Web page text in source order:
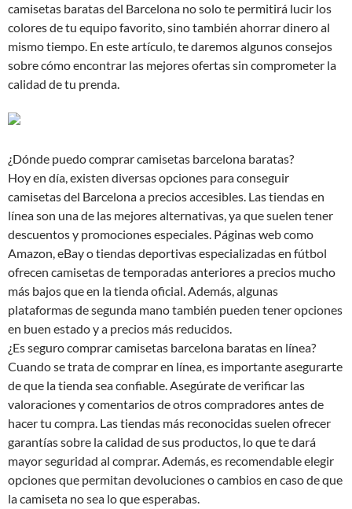
camisetas baratas del Barcelona no solo te permitirá lucir los
colores de tu equipo favorito, sino también ahorrar dinero al
mismo tiempo. En este artículo, te daremos algunos consejos
sobre cómo encontrar las mejores ofertas sin comprometer la
calidad de tu prenda.
¿Dónde puedo comprar camisetas barcelona baratas?
Hoy en día, existen diversas opciones para conseguir
camisetas del Barcelona a precios accesibles. Las tiendas en
línea son una de las mejores alternativas, ya que suelen tener
descuentos y promociones especiales. Páginas web como
Amazon, eBay o tiendas deportivas especializadas en fútbol
ofrecen camisetas de temporadas anteriores a precios mucho
más bajos que en la tienda oficial. Además, algunas
plataformas de segunda mano también pueden tener opciones
en buen estado y a precios más reducidos.
¿Es seguro comprar camisetas barcelona baratas en línea?
Cuando se trata de comprar en línea, es importante asegurarte
de que la tienda sea confiable. Asegúrate de verificar las
valoraciones y comentarios de otros compradores antes de
hacer tu compra. Las tiendas más reconocidas suelen ofrecer
garantías sobre la calidad de sus productos, lo que te dará
mayor seguridad al comprar. Además, es recomendable elegir
opciones que permitan devoluciones o cambios en caso de que
la camiseta no sea lo que esperabas.